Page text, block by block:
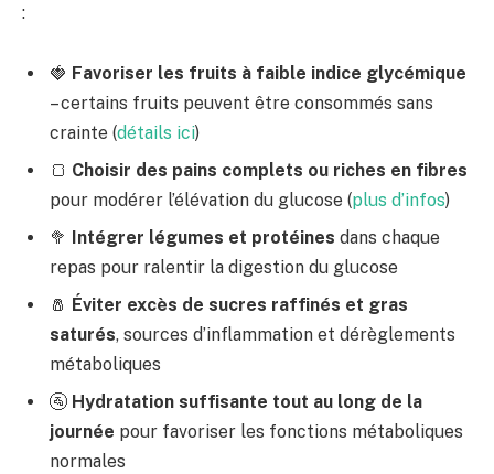
:
🍓 Favoriser les fruits à faible indice glycémique
– certains fruits peuvent être consommés sans
crainte (détails ici)
🍞 Choisir des pains complets ou riches en fibres
pour modérer l’élévation du glucose (plus d’infos)
🥦
Intégrer légumes et protéines dans chaque
repas pour ralentir la digestion du glucose
🧂 Éviter excès de sucres raffinés et gras
saturés, sources d’inflammation et dérèglements
métaboliques
🚰 Hydratation suffisante tout au long de la
journée pour favoriser les fonctions métaboliques
normales